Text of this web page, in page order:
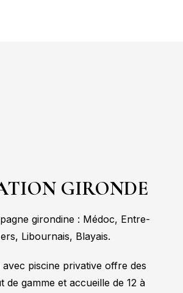
GIRONDE
girondine : Médoc, Entre-
Libournais, Blayais.
avec piscine privative offre des
de gamme et accueille de 12 à